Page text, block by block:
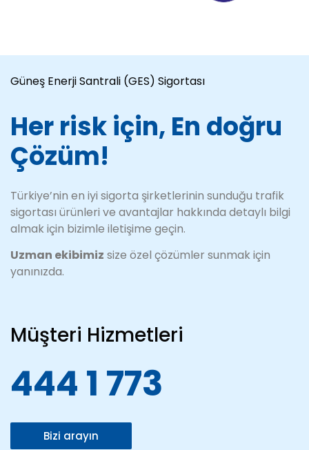
Güneş Enerji Santrali (GES) Sigortası
Her risk için, En doğru
Çözüm!
Türkiye’nin en iyi sigorta şirketlerinin sunduğu trafik
sigortası ürünleri ve avantajlar hakkında detaylı bilgi
almak için bizimle iletişime geçin.
Uzman ekibimiz size özel çözümler sunmak için
yanınızda.
Müşteri Hizmetleri
444 1 773
Bizi arayın